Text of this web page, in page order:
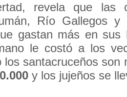
revela que las
Río Gallegos y
gastan más en sus
le costó a los
los santacruceños son
y los jujeños se